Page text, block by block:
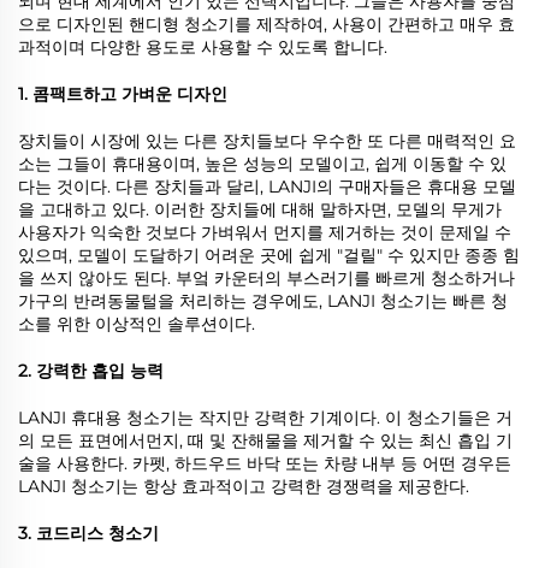
으로 디자인된 핸디형 청소기를 제작하여, 사용이 간편하고 매우 효
과적이며 다양한 용도로 사용할 수 있도록 합니다.
1. 콤팩트하고 가벼운 디자인
장치들이 시장에 있는 다른 장치들보다 우수한 또 다른 매력적인 요
소는 그들이 휴대용이며, 높은 성능의 모델이고, 쉽게 이동할 수 있
다는 것이다. 다른 장치들과 달리, LANJI의 구매자들은 휴대용 모델
을 고대하고 있다. 이러한 장치들에 대해 말하자면, 모델의 무게가
사용자가 익숙한 것보다 가벼워서 먼지를 제거하는 것이 문제일 수
있으며, 모델이 도달하기 어려운 곳에 쉽게 "걸릴" 수 있지만 종종 힘
을 쓰지 않아도 된다. 부엌 카운터의 부스러기를 빠르게 청소하거나
가구의 반려동물털을 처리하는 경우에도, LANJI 청소기는 빠른 청
소를 위한 이상적인 솔루션이다.
2. 강력한 흡입 능력
LANJI 휴대용 청소기는 작지만 강력한 기계이다. 이 청소기들은 거
의 모든 표면에서먼지, 때 및 잔해물을 제거할 수 있는 최신 흡입 기
술을 사용한다. 카펫, 하드우드 바닥 또는 차량 내부 등 어떤 경우든
LANJI 청소기는 항상 효과적이고 강력한 경쟁력을 제공한다.
3. 코드리스 청소기